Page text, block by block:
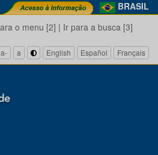
BRASIL
o menu [2] | Ir para a busca [3]
a- a English Español Français